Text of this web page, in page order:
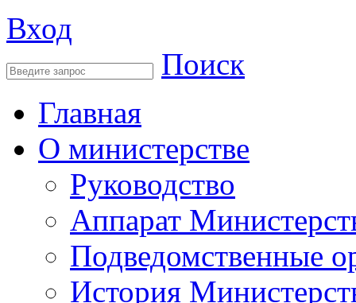
Вход
Поиск
Главная
О министерстве
Руководство
Аппарат
Подведомственные
История